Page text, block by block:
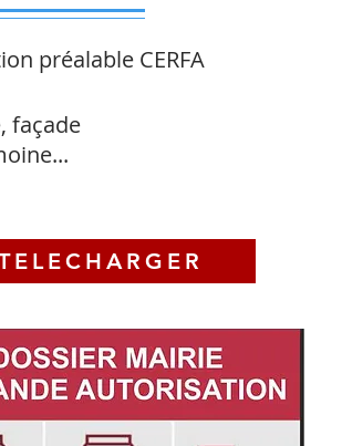
préalable CERFA
façade